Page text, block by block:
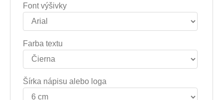
Font výšivky
Farba textu
Šírka nápisu alebo loga